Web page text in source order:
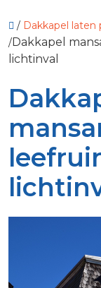
/ Dakkapel laten
/Dakkapel
lichtinval